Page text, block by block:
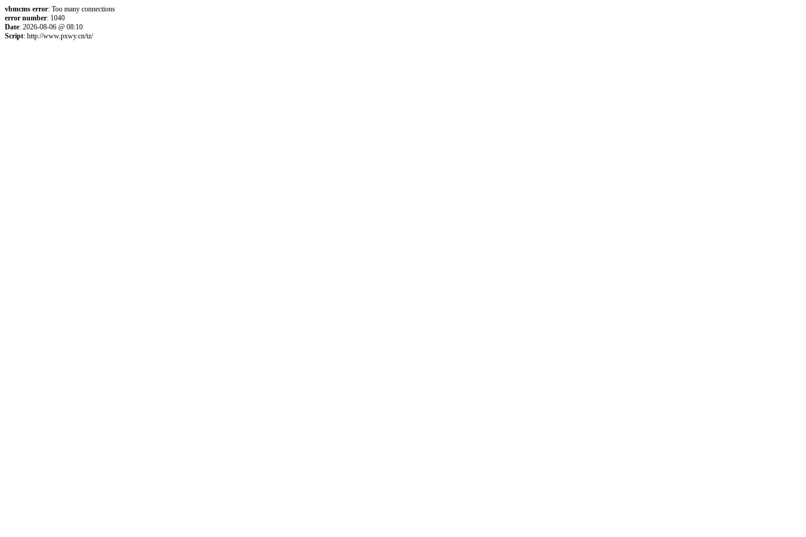
vbmcms error: Too many connections
error number: 1040
Date: 2026-08-06 @ 08:10
Script: http://www.pxwy.cn/tz/